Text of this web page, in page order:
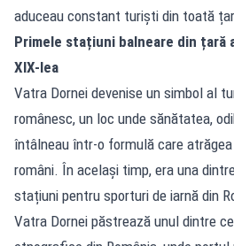
aduceau constant turiști din toată
Primele stațiuni balneare din țară
XIX-lea
Vatra Dornei devenise un simbol al
românesc, un loc unde sănătatea,
întâlneau într-o formulă care
români. În același timp, era una
stațiuni pentru sporturi de iarnă din
Vatra Dornei păstrează unul dintre